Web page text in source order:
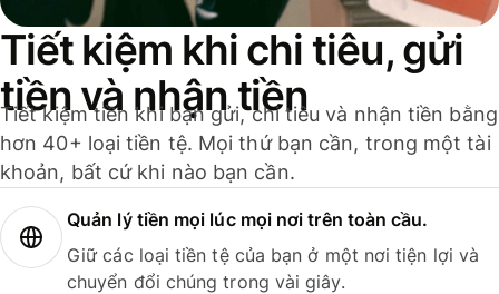
Tiết kiệm khi chi tiêu, gửi
tiền và nhận tiền
Tiết kiệm tiền khi bạn gửi, chi tiêu và nhận tiền bằng
hơn 40+ loại tiền tệ. Mọi thứ bạn cần, trong một tài
khoản, bất cứ khi nào bạn cần.
Quản lý tiền mọi lúc mọi nơi trên toàn cầu.
Giữ các loại tiền tệ của bạn ở một nơi tiện lợi và
chuyển đổi chúng trong vài giây.